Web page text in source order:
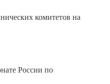
комитетов на
России по